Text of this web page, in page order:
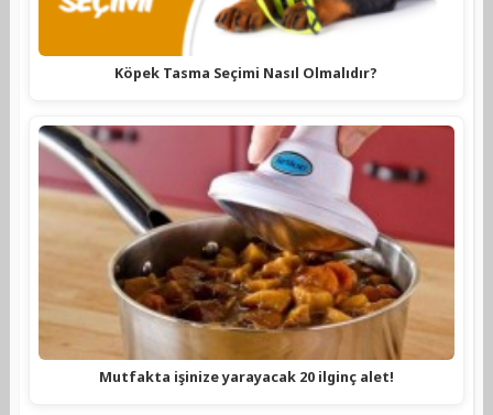
Köpek Tasma Seçimi Nasıl Olmalıdır?
Mutfakta işinize yarayacak 20 ilginç alet!